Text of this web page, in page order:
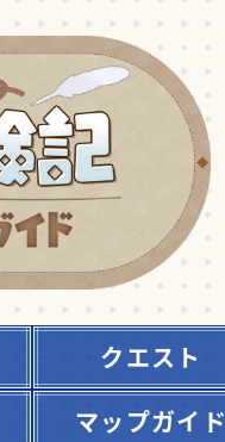
クエスト
マップガイド